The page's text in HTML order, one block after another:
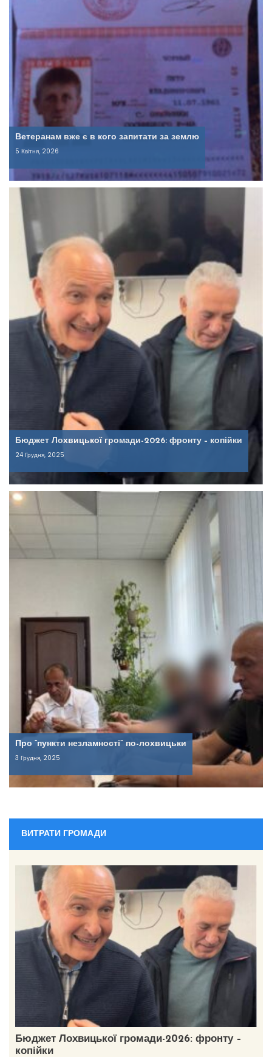
Ветеранам вже є в кого запитати за землю
5 Квітня, 2026
Бюджет Лохвицької громади-2026: фронту – копійки
24 Грудня, 2025
Про “пункти незламності” по-лохвицьки
3 Грудня, 2025
ВИТРАТИ ГРОМАДИ
Бюджет Лохвицької громади-2026: фронту –
копійки